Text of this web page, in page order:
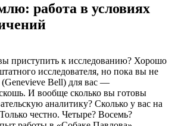
работа в условиях
приступить к исследованию? Хорошо
исследователя, но пока вы не
Bell) для вас —
И вообще сколько вы готовы
аналитику? Сколько у вас на
честно. Четыре? Восемь?